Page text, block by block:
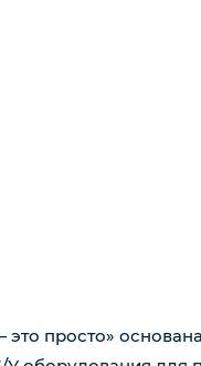
просто» основана